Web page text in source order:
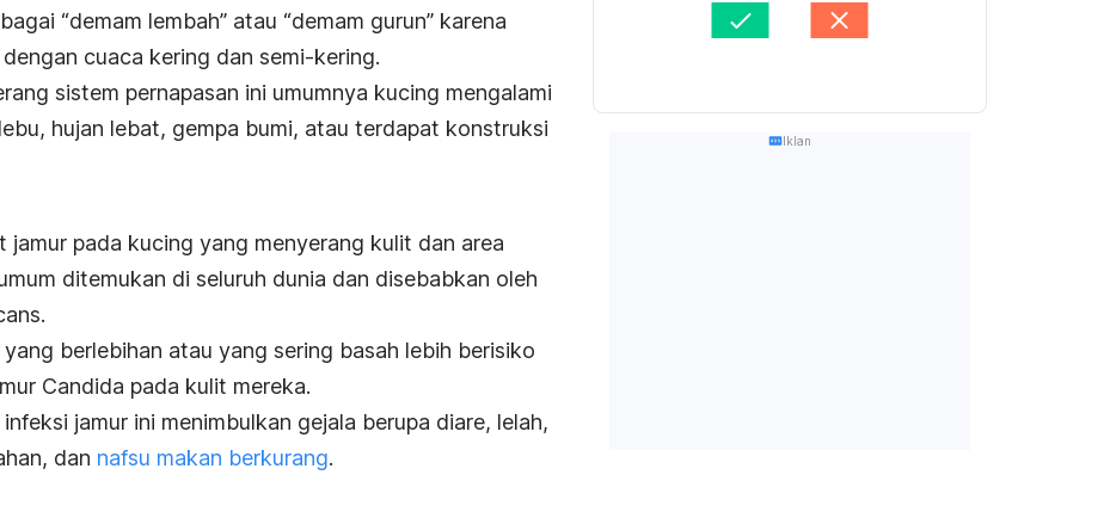
“demam lembah” atau “demam gurun” karena
cuaca kering dan semi-kering.
sistem pernapasan ini umumnya kucing mengalami
hujan lebat, gempa bumi, atau terdapat konstruksi
jamur pada kucing yang menyerang kulit dan area
ditemukan di seluruh dunia dan disebabkan oleh
.
berlebihan atau yang sering basah lebih berisiko
Candida pada kulit mereka.
jamur ini menimbulkan gejala berupa diare, lelah,
dan nafsu makan berkurang.
Iklan